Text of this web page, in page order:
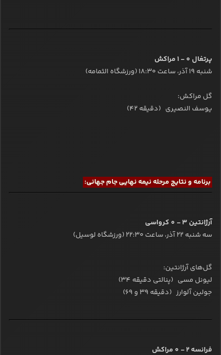
پرتغال 0 - 1 مراکش
شنبه ۱۹ آذر، ساعت ۱۸:۳۰ (ورزشگاه الثمامه)
گل مراکش:
یوسف النصیری (دقیقه 42)
برنامه و نتایج مرحله نیمه نهایی جام جهانی:
آرژانتین 3 - 0 کرواسی
سه شنبه ۲۲ آذر، ساعت ۲۲:۳۰ (ورزشگاه لوسیل)
گل‌های آرژانتین:
لیونل مسی (پنالتی دقیقه 34)
جولین آلوارز (دقیقه 39 و 69)
فرانسه 2 - 0 مراکش